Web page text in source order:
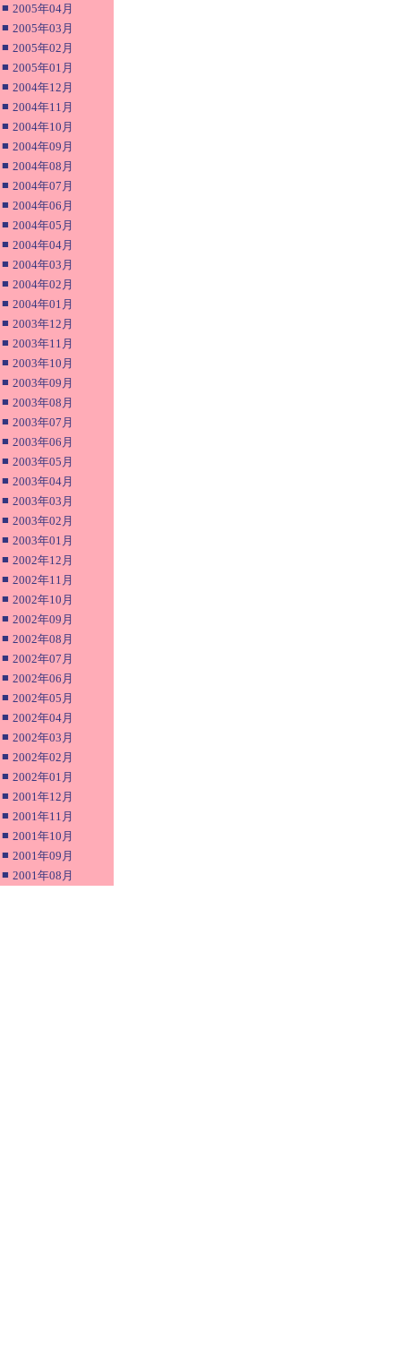
■ 2005年04月
■ 2005年03月
■ 2005年02月
■ 2005年01月
■ 2004年12月
■ 2004年11月
■ 2004年10月
■ 2004年09月
■ 2004年08月
■ 2004年07月
■ 2004年06月
■ 2004年05月
■ 2004年04月
■ 2004年03月
■ 2004年02月
■ 2004年01月
■ 2003年12月
■ 2003年11月
■ 2003年10月
■ 2003年09月
■ 2003年08月
■ 2003年07月
■ 2003年06月
■ 2003年05月
■ 2003年04月
■ 2003年03月
■ 2003年02月
■ 2003年01月
■ 2002年12月
■ 2002年11月
■ 2002年10月
■ 2002年09月
■ 2002年08月
■ 2002年07月
■ 2002年06月
■ 2002年05月
■ 2002年04月
■ 2002年03月
■ 2002年02月
■ 2002年01月
■ 2001年12月
■ 2001年11月
■ 2001年10月
■ 2001年09月
■ 2001年08月